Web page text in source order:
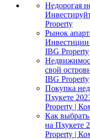
Недорогая
Property
Рынок
IBG Property
свой
IBG Property
Покупка
Пхукете
Property |
Как
на Пхукете
Property |